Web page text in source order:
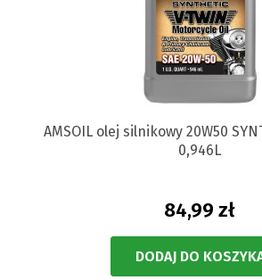
AMSOIL olej silnikowy 20W50
0,946L
84,99 zł
DODAJ DO